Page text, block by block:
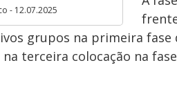
- 12.07.2025
grupos na primeira fase
terceira colocação na